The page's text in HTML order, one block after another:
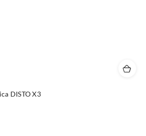
DISTO X3